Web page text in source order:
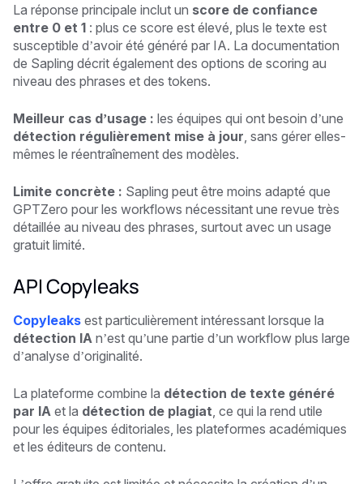
La réponse principale inclut un score de confiance
entre 0 et 1 : plus ce score est élevé, plus le texte est
susceptible d’avoir été généré par IA. La documentation
de Sapling décrit également des options de scoring au
niveau des phrases et des tokens.
Meilleur cas d’usage : les équipes qui ont besoin d’une
détection régulièrement mise à jour , sans gérer elles-
mêmes le réentraînement des modèles.
Limite concrète : Sapling peut être moins adapté que
GPTZero pour les workflows nécessitant une revue très
détaillée au niveau des phrases, surtout avec un usage
gratuit limité.
API Copyleaks
Copyleaks est particulièrement intéressant lorsque la
détection IA n’est qu’une partie d’un workflow plus large
d’analyse d’originalité.
La plateforme combine la détection de texte généré
par IA et la détection de plagiat , ce qui la rend utile
pour les équipes éditoriales, les plateformes académiques
et les éditeurs de contenu.